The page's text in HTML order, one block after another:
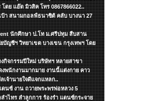
ดย แอ๊ด มิวสิค โทร 0867866022..
ป้า สนามกอลฟ์ธนาซิต้ คลับ บางนา 27
นักศึกษา ป.โท ม.ศรีปทุม สืบสาน
บัญชีฯ วิทยาเขต บางเขน กรุงเทพฯ โดย
งกิจกรรมปีใหม่ บริษัทฯ หลายสาขา
งพนักงานมากมาย งานนี้แต่งกาย คาว
เจ้านายใจดีแจกแหลก..
ดนซ์ งาน ถวายพระพรพ่อหลวง 5
ำไทร ลำลูกการ ร้องรำ แดนซ์กระจาย